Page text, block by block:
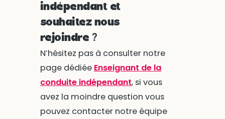
indépendant et
souhaitez nous
rejoindre ?
N’hésitez pas à consulter notre
page dédiée Enseignant de la
conduite indépendant, si vous
avez la moindre question vous
pouvez contacter notre équipe